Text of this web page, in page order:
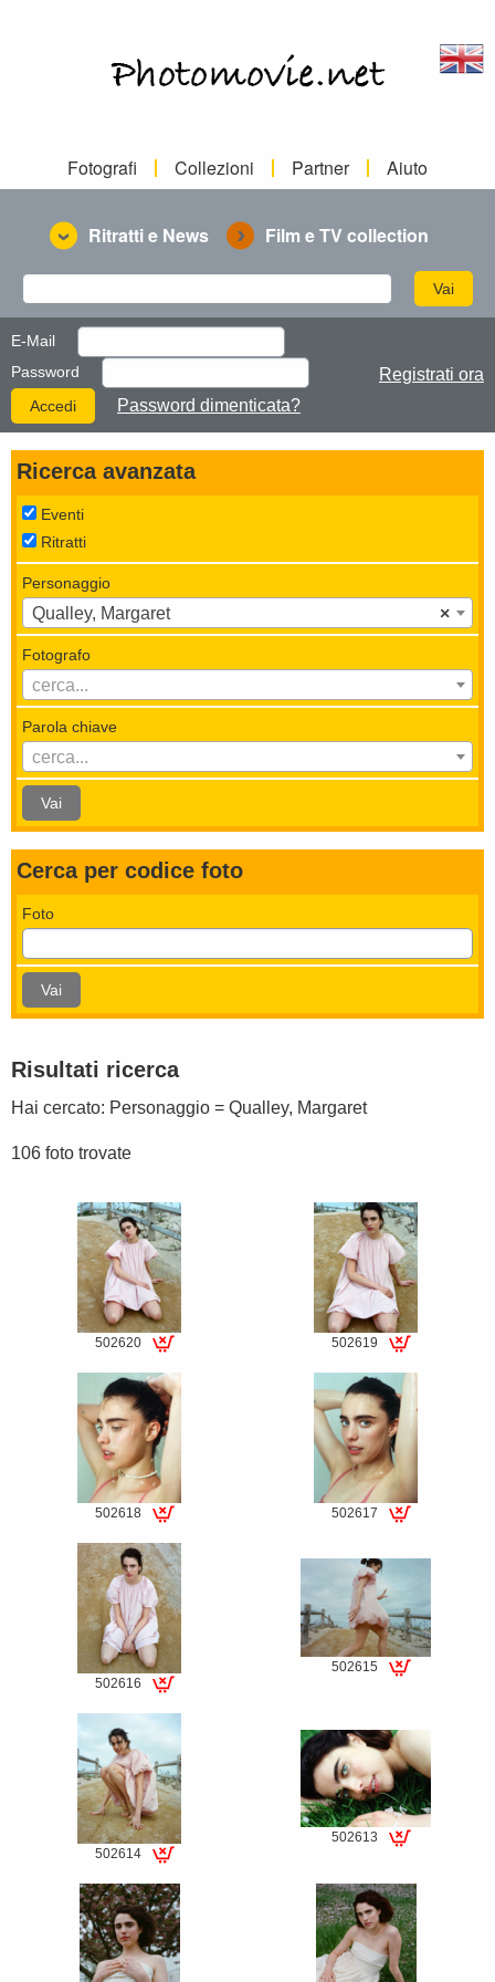
Fotografi Collezioni Partner Aiuto
Ritratti e News Film e TV collection
E-Mail
Password
Password dimenticata?
Registrati ora
Ricerca avanzata
Eventi
Ritratti
Personaggio
×
Qualley, Margaret
Fotografo
cerca...
Parola chiave
cerca...
Vai
Cerca per codice foto
Foto
Vai
Risultati ricerca
Hai cercato: Personaggio = Qualley, Margaret
106 foto trovate
502620
fee
502619
fee
502618
fee
502617
fee
502616
fee
502615
502614
fee
502613
fee